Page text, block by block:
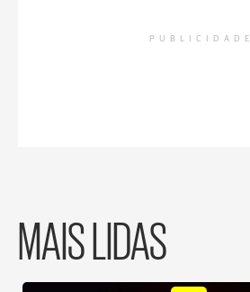
PUBLICIDADE
MAIS LIDAS